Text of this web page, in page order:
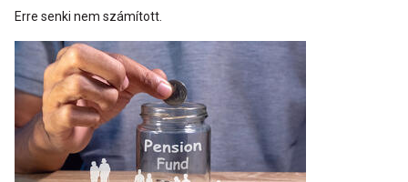
Erre senki nem számított.